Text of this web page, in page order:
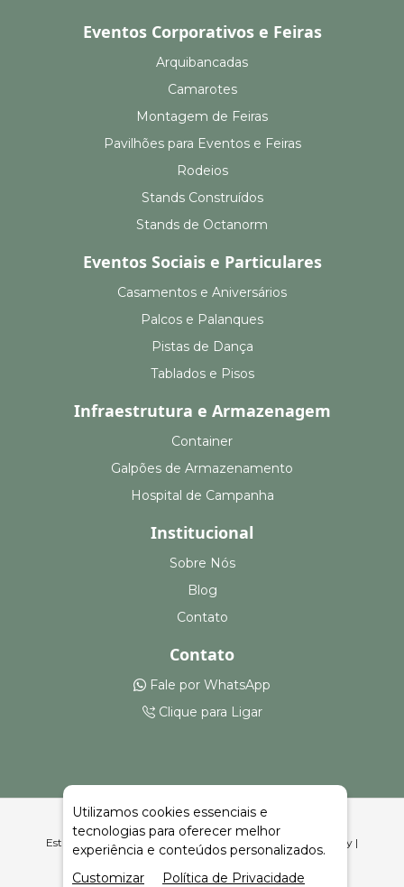
Eventos Corporativos e Feiras
Arquibancadas
Camarotes
Montagem de Feiras
Pavilhões para Eventos e Feiras
Rodeios
Stands Construídos
Stands de Octanorm
Eventos Sociais e Particulares
Casamentos e Aniversários
Palcos e Palanques
Pistas de Dança
Tablados e Pisos
Infraestrutura e Armazenagem
Container
Galpões de Armazenamento
Hospital de Campanha
Institucional
Sobre Nós
Blog
Contato
Contato
Fale por WhatsApp
Clique para Ligar
Estruturas para Feiras, Eventos e Armazenagem Braganey |
Celeiro Feiras e Eventos
Utilizamos cookies essenciais e
tecnologias para oferecer melhor
experiência e conteúdos personalizados.
Customizar
Política de Privacidade